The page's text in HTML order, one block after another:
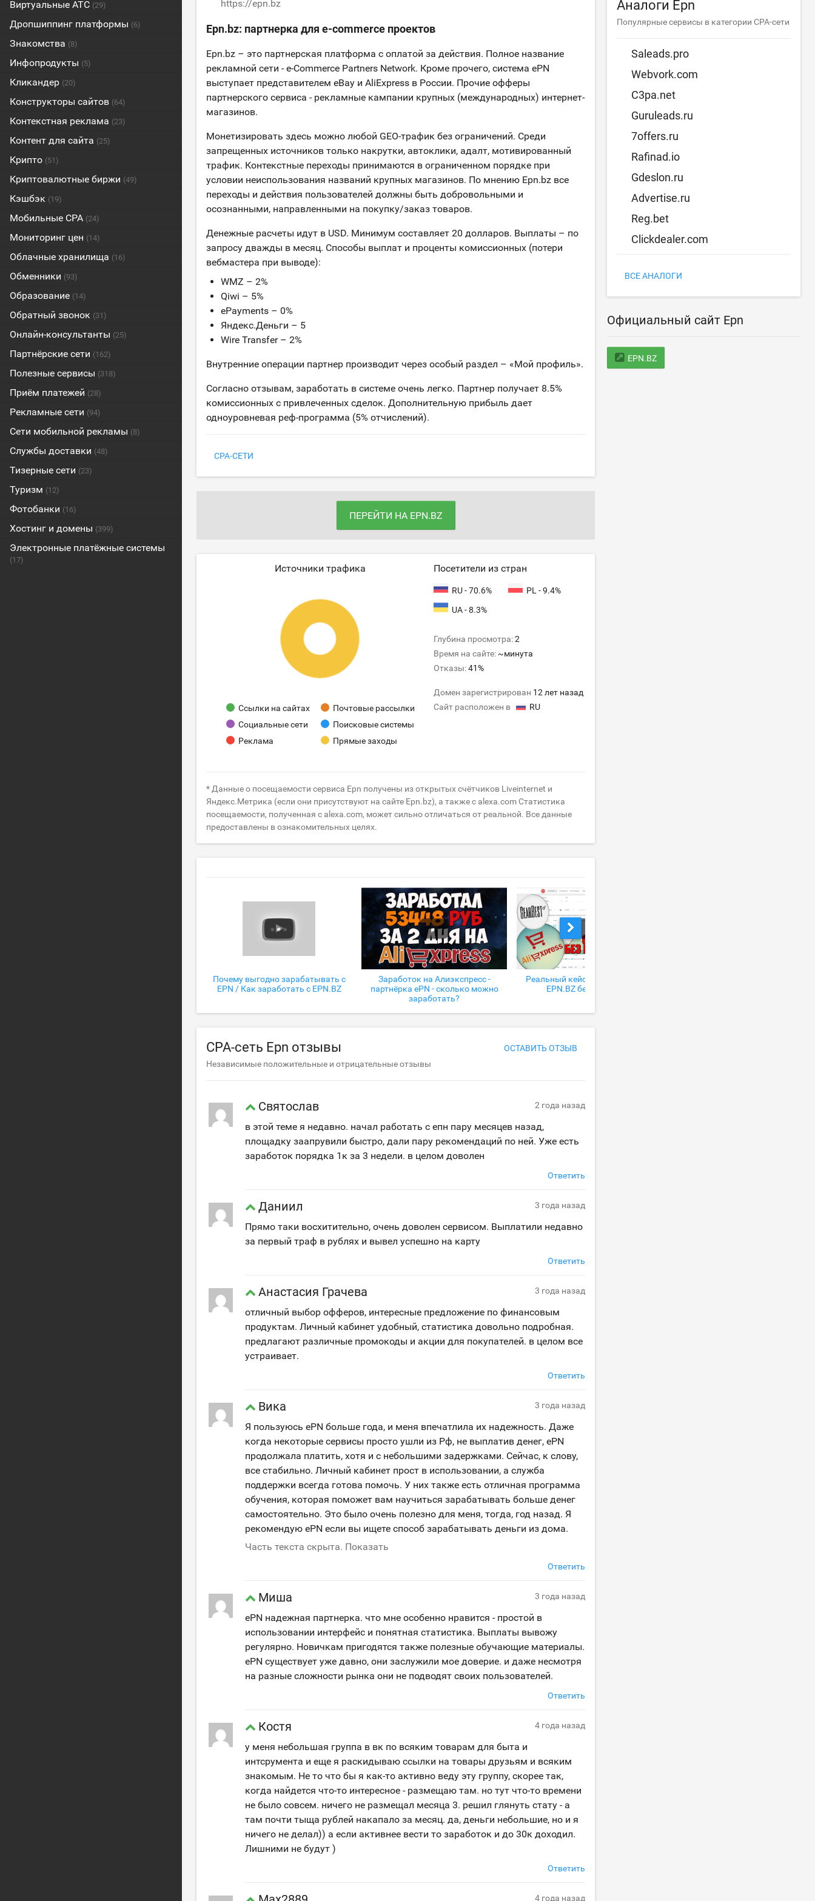
Виртуальные АТС (29)
Дропшиппинг платформы (6)
Знакомства (8)
Инфопродукты (5)
Кликандер (20)
Конструкторы сайтов (64)
Контекстная реклама (23)
Контент для сайта (25)
Крипто (51)
Криптовалютные биржи (49)
Кэшбэк (19)
Мобильные CPA (24)
Мониторинг цен (14)
Облачные хранилища (16)
Обменники (93)
Образование (14)
Обратный звонок (31)
Онлайн-консультанты (25)
Партнёрские сети (162)
Полезные сервисы (318)
Приём платежей (28)
Рекламные сети (94)
Сети мобильной рекламы (8)
Службы доставки (48)
Тизерные сети (23)
Туризм (12)
Фотобанки (16)
Хостинг и домены (399)
Электронные платёжные системы
(17)
https://epn.bz
Epn.bz: партнерка для e-commerce проектов
Epn.bz – это партнерская платформа с оплатой за действия. Полное название
рекламной сети - e-Commerce Partners Network. Кроме прочего, система ePN
выступает представителем eBay и AliExpress в России. Прочие офферы
партнерского сервиса - рекламные кампании крупных (международных) интернет-
магазинов.
Монетизировать здесь можно любой GEO-трафик без ограничений. Среди
запрещенных источников только накрутки, автоклики, адалт, мотивированный
трафик. Контекстные переходы принимаются в ограниченном порядке при
условии неиспользования названий крупных магазинов. По мнению Epn.bz все
переходы и действия пользователей должны быть добровольными и
осознанными, направленными на покупку/заказ товаров.
Денежные расчеты идут в USD. Минимум составляет 20 долларов. Выплаты – по
запросу дважды в месяц. Способы выплат и проценты комиссионных (потери
вебмастера при выводе):
WMZ – 2%
Qiwi – 5%
ePayments – 0%
Яндекс.Деньги – 5
Wire Transfer – 2%
Внутренние операции партнер производит через особый раздел – «Мой профиль».
Согласно отзывам, заработать в системе очень легко. Партнер получает 8.5%
комиссионных с привлеченных сделок. Дополнительную прибыль дает
одноуровневая реф-программа (5% отчислений).
CPA-СЕТИ
ПЕРЕЙТИ НА EPN.BZ
Источники трафика
Ссылки на сайтах
Почтовые рассылки
Социальные сети
Поисковые системы
Реклама
Прямые заходы
Посетители из стран
RU - 70.6%
PL - 9.4%
UA - 8.3%
Глубина просмотра:2
Время на сайте: ~минута
Отказы:41%
Домен зарегистрирован 12 лет назад
Сайт расположен в
RU
* Данные о посещаемости сервиса Epn получены из открытых счётчиков Liveinternet и
Яндекс.Метрика (если они присутствуют на сайте Epn.bz), а также с alexa.com Статистика
посещаемости, полученная с alexa.com, может сильно отличаться от реальной. Все данные
предоставлены в ознакомительных целях.
Почему выгодно зарабатывать с
EPN / Как заработать с EPN.BZ
Заработок на Алиэкспресс -
партнёрка ePN - сколько можно
заработать?
Реальный кейс по заработку на
EPN.BZ без вложений
CPA-сеть Epn отзывы
Независимые положительные и отрицательные отзывы
ОСТАВИТЬ ОТЗЫВ
Святослав 2 года назад
в этой теме я недавно. начал работать с епн пару месяцев назад,
площадку заапрувили быстро, дали пару рекомендаций по ней. Уже есть
заработок порядка 1к за 3 недели. в целом доволен
Ответить
Даниил 3 года назад
Прямо таки восхитительно, очень доволен сервисом. Выплатили недавно
за первый траф в рублях и вывел успешно на карту
Ответить
Анастасия Грачева 3 года назад
отличный выбор офферов, интересные предложение по финансовым
продуктам. Личный кабинет удобный, статистика довольно подробная.
предлагают различные промокоды и акции для покупателей. в целом все
устраивает.
Ответить
Вика 3 года назад
Я пользуюсь ePN больше года, и меня впечатлила их надежность. Даже
когда некоторые сервисы просто ушли из Рф, не выплатив денег, ePN
продолжала платить, хотя и с небольшими задержками. Сейчас, к слову,
все стабильно. Личный кабинет прост в использовании, а служба
поддержки всегда готова помочь. У них также есть отличная программа
обучения, которая поможет вам научиться зарабатывать больше денег
самостоятельно. Это было очень полезно для меня, тогда, год назад. Я
рекомендую ePN если вы ищете способ зарабатывать деньги из дома.
Часть текста скрыта. Показать
Ответить
Миша 3 года назад
ePN надежная партнерка. что мне особенно нравится - простой в
использовании интерфейс и понятная статистика. Выплаты вывожу
регулярно. Новичкам пригодятся также полезные обучающие материалы.
ePN существует уже давно, они заслужили мое доверие. и даже несмотря
на разные сложности рынка они не подводят своих пользователей.
Ответить
Костя 4 года назад
у меня небольшая группа в вк по всяким товарам для быта и
интсрумента и еще я раскидываю ссылки на товары друзьям и всяким
знакомым. Не то что бы я как-то активно веду эту группу, скорее так,
когда найдется что-то интересное - размещаю там. но тут что-то времени
не было совсем. ничего не размещал месяца 3. решил глянуть стату - а
там почти тыща рублей накапало за месяц. да, деньги небольшие, но и я
ничего не делал)) а если активнее вести то заработок и до 30к доходил.
Лишними не будут )
Ответить
4 года назад
Аналоги Epn
Популярные сервисы в категории CPA-сети
Saleads.pro
Webvork.com
C3pa.net
Guruleads.ru
7offers.ru
Rafinad.io
Gdeslon.ru
Advertise.ru
Reg.bet
Clickdealer.com
ВСЕ АНАЛОГИ
Официальный сайт Epn
EPN.BZ